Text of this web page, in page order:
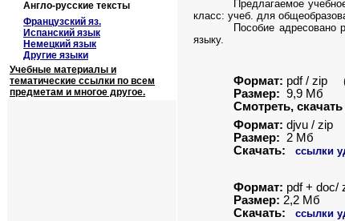
Предлагаемое
класс: учеб. для
Пособие адресовано
языку.
Формат: pdf / zip
Размер: 9,9 Мб
Смотреть, скачать
Формат: djvu / zip
Размер:
2 Мб
Скачать:
ссылки
Формат: pdf + doc/
Размер: 2,2 Мб
Скачать:
ссылки
Англо-русские тексты
Французский яз.
Испанский язык
Немецкий язык
Другие языки
Учебные материалы и
тематические ссылки по всем
предметам и многое другое.